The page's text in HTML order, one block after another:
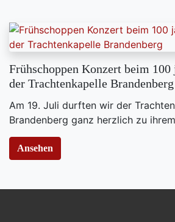
Frühschoppen Konzert beim
der Trachtenkapelle Brandenberg
Am 19. Juli durften wir der
Brandenberg ganz herzlich zu
Ansehen